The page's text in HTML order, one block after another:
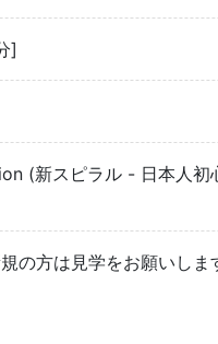
]
(新スピラル - 日本人初
の方は見学をお願いしま